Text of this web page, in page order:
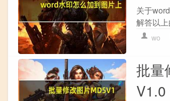
关于
解答以
wo
批量
V1.0